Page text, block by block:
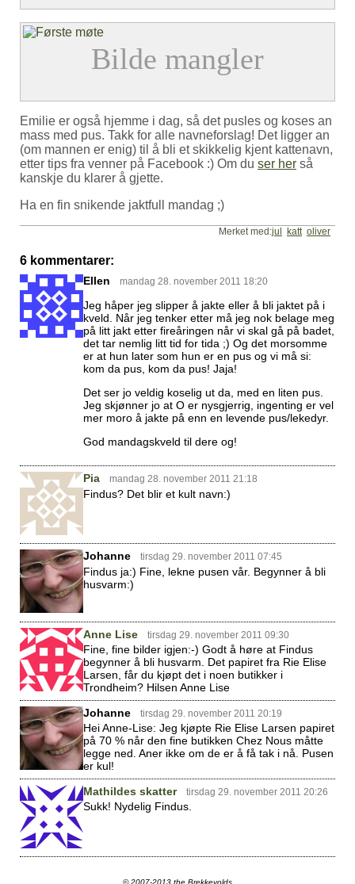
Emilie er også hjemme i dag, så det pusles og koses an
mass med pus. Takk for alle navneforslag! Det ligger an
(om mannen er enig) til å bli et skikkelig kjent kattenavn,
etter tips fra venner på Facebook :) Om du ser her så
kanskje du klarer å gjette.
Ha en fin snikende jaktfull mandag ;)
Merket med:jul katt oliver
6 kommentarer:
Ellen mandag 28. november 2011 18:20
Jeg håper jeg slipper å jakte eller å bli jaktet på i
kveld. Når jeg tenker etter må jeg nok belage meg
på litt jakt etter fireåringen når vi skal gå på badet,
det tar nemlig litt tid for tida ;) Og det morsomme
er at hun later som hun er en pus og vi må si:
kom da pus, kom da pus! Jaja!
Det ser jo veldig koselig ut da, med en liten pus.
Jeg skjønner jo at O er nysgjerrig, ingenting er vel
mer moro å jakte på enn en levende pus/lekedyr.
God mandagskveld til dere og!
Pia mandag 28. november 2011 21:18
Findus? Det blir et kult navn:)
Johanne tirsdag 29. november 2011 07:45
Findus ja:) Fine, lekne pusen vår. Begynner å bli
husvarm:)
Anne Lise tirsdag 29. november 2011 09:30
Fine, fine bilder igjen:-) Godt å høre at Findus
begynner å bli husvarm. Det papiret fra Rie Elise
Larsen, får du kjøpt det i noen butikker i
Trondheim? Hilsen Anne Lise
Johanne
tirsdag 29. november 2011 20:19
Hei Anne-Lise: Jeg kjøpte Rie Elise Larsen papiret
på 70 % når den fine butikken Chez Nous måtte
legge ned. Aner ikke om de er å få tak i nå. Pusen
er kul!
Mathildes skatter
tirsdag 29. november 2011 20:26
Sukk! Nydelig Findus.
© 2007-2013 the Brekkevolds